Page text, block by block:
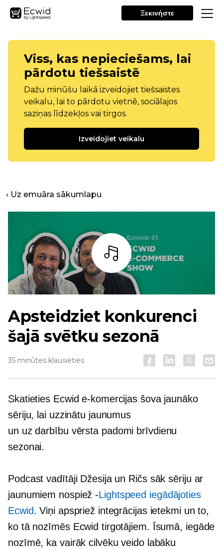
Ξεκινήστε
Viss, kas nepieciešams, lai
pārdotu tiešsaistē
Dažu minūšu laikā izveidojiet tiešsaistes
veikalu, lai to pārdotu vietnē, sociālajos
saziņas līdzekļos vai tirgos.
Izveidojiet veikalu
‹ Uz emuāra sākumlapu
Bārs
Apsteidziet konkurenci
šajā svētku sezonā
35 minūtes klausieties
Skatieties Ecwid e-komercijas šova jaunāko
sēriju, lai uzzinātu jaunumus
un uz darbību vērsta padomi brīvdienu
sezonai.
Podcast vadītāji Džesija un Ričs sāk sēriju ar
jaunumiem nospiež -Lightspeed iegādājoties
Ecwid. Viņi apspriež integrācijas ietekmi un to,
ko tā nozīmēs Ecwid tirgotājiem. Īsumā, iegāde
nozīmē, ka vairāk cilvēku veido labāku